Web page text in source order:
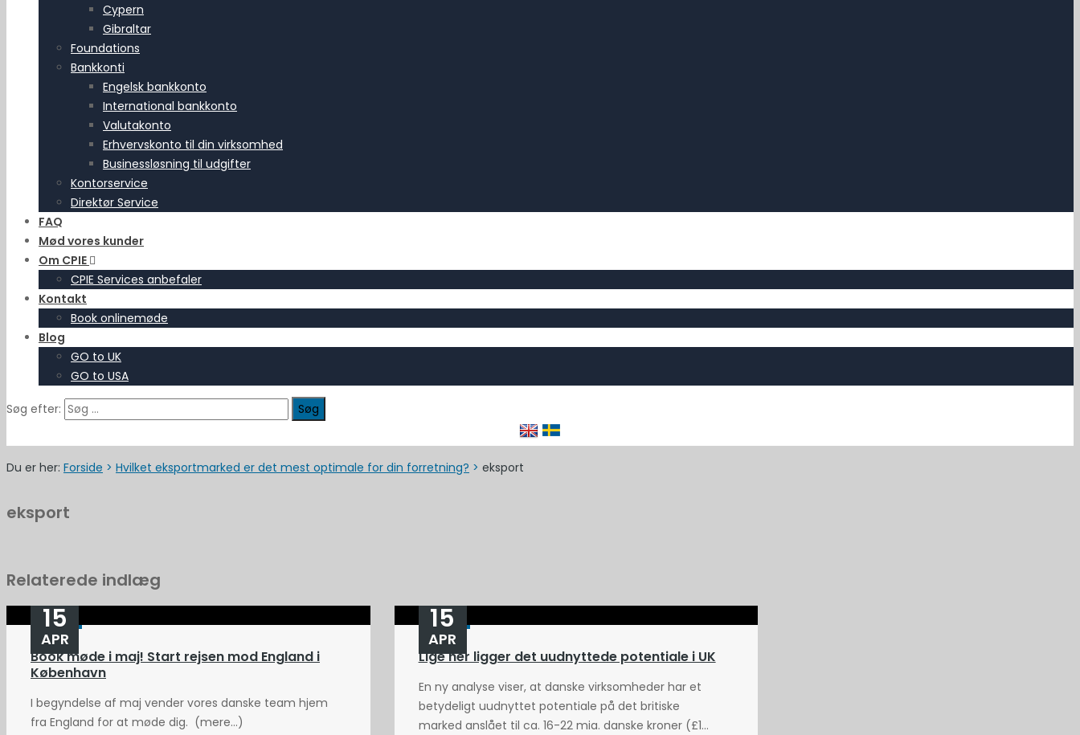
Cypern
Gibraltar
Foundations
Bankkonti
Engelsk bankkonto
International bankkonto
Valutakonto
Erhvervskonto til din virksomhed
Businessløsning til udgifter
Kontorservice
Direktør Service
FAQ
Mød vores kunder
Om CPIE
CPIE Services anbefaler
Kontakt
Book onlinemøde
Blog
GO to UK
GO to USA
Søg efter:
Du er her: Forside > Hvilket eksportmarked er det mest optimale for din forretning? > eksport
eksport
Relaterede indlæg
Book møde i maj! Start rejsen mod England i
København
15
APR
I begyndelse af maj vender vores danske team hjem
fra England for at møde dig. (mere…)
Lige her ligger det uudnyttede potentiale i UK
15
APR
En ny analyse viser, at danske virksomheder har et
betydeligt uudnyttet potentiale på det britiske
marked anslået til ca. 16-22 mia. danske kroner (£1...